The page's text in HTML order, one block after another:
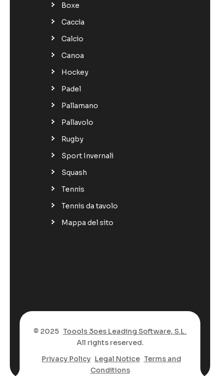
Boxe
Caccia
Calcio
Canoa
Hockey
Padel
Pallamano
Pallavolo
Rugby
Sport Invernali
Squash
Tennis
Tennis da tavolo
Mappa del sito
© 2025 Toools 3oes Leading Software, S.L.
All rights reserved.
Privacy Policy Legal Notice Terms and
Conditions